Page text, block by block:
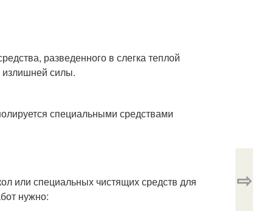
разведенного в слегка теплой
силы.
специальными средствами
или специальных чистящих средств для
нужно:
⇨